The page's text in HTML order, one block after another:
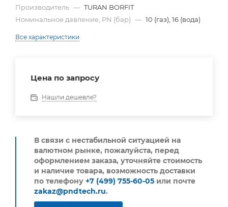
Производитель — TURAN BORFIT
Номинальное давление, PN (бар) — 10 (газ), 16 (вода)
Все характеристики
Цена по запросу
Нашли дешевле?
В связи с нестабильной ситуацией на
валютном рынке, пожалуйста, перед
оформлением заказа, уточняйте стоимость
и наличие товара, возможность доставки
по телефону +7 (499) 755-60-05 или почте
zakaz@pndtech.ru.